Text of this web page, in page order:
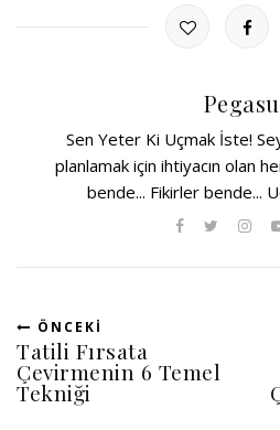
Sen Yeter Ki Uçmak İste!
planlamak için ihtiyacın olan
bende... Fikirler bende...
ÖNCEKI
Tatili Fırsata
Çevirmenin 6 Temel
Tekniği